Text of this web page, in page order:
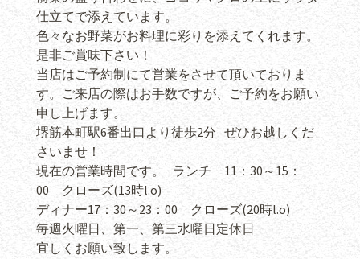
仕立てで添えています。
色々なお野菜がお料理に彩りを添えてくれます。
是非ご賞味下さい！
当店はご予約制にて営業をさせて頂いておりま
す。ご来店の際はお手数ですが、ご予約をお願い
申し上げます。
堺筋本町駅6番出口より徒歩2分 ぜひお越しくだ
さいませ！
現在の営業時間です。 ランチ 11：30～15：
00 クローズ(13時l.o)
ディナー17：30～23：00 クローズ(20時l.o)
毎週火曜日、第一、第三水曜日定休日
宜しくお願い致します。